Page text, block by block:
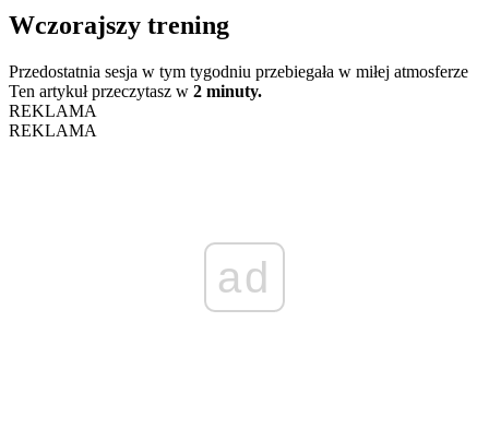
Wczorajszy trening
Przedostatnia sesja w tym tygodniu przebiegała w miłej atmosferze
Ten artykuł przeczytasz w 2 minuty.
REKLAMA
REKLAMA
ad